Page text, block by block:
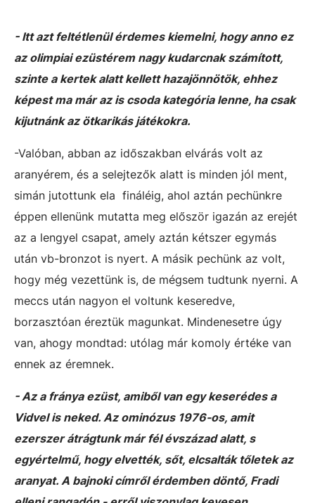
- Itt azt feltétlenül érdemes kiemelni, hogy anno ez
az olimpiai ezüstérem nagy kudarcnak számított,
szinte a kertek alatt kellett hazajönnötök, ehhez
képest ma már az is csoda kategória lenne, ha csak
kijutnánk az ötkarikás játékokra.
-Valóban, abban az időszakban elvárás volt az
aranyérem, és a selejtezők alatt is minden jól ment,
simán jutottunk ela fináléig, ahol aztán pechünkre
éppen ellenünk mutatta meg először igazán az erejét
az a lengyel csapat, amely aztán kétszer egymás
után vb-bronzot is nyert. A másik pechünk az volt,
hogy még vezettünk is, de mégsem tudtunk nyerni. A
meccs után nagyon el voltunk keseredve,
borzasztóan éreztük magunkat. Mindenesetre úgy
van, ahogy mondtad: utólag már komoly értéke van
ennek az éremnek.
- Az a fránya ezüst, amiből van egy keserédes a
Vidvel is neked. Az ominózus 1976-os, amit
ezerszer átrágtunk már fél évszázad alatt, s
egyértelmű, hogy elvették, sőt, elcsalták tőletek az
aranyat. A bajnoki címről érdemben döntő, Fradi